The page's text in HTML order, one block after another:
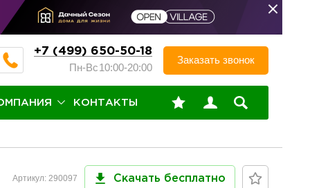
+7 (499) 650-50-18
Пн-Вс10:00-20:00
Заказать звонок
КОНТАКТЫ
Артикул: 290097 Скачать бесплатно